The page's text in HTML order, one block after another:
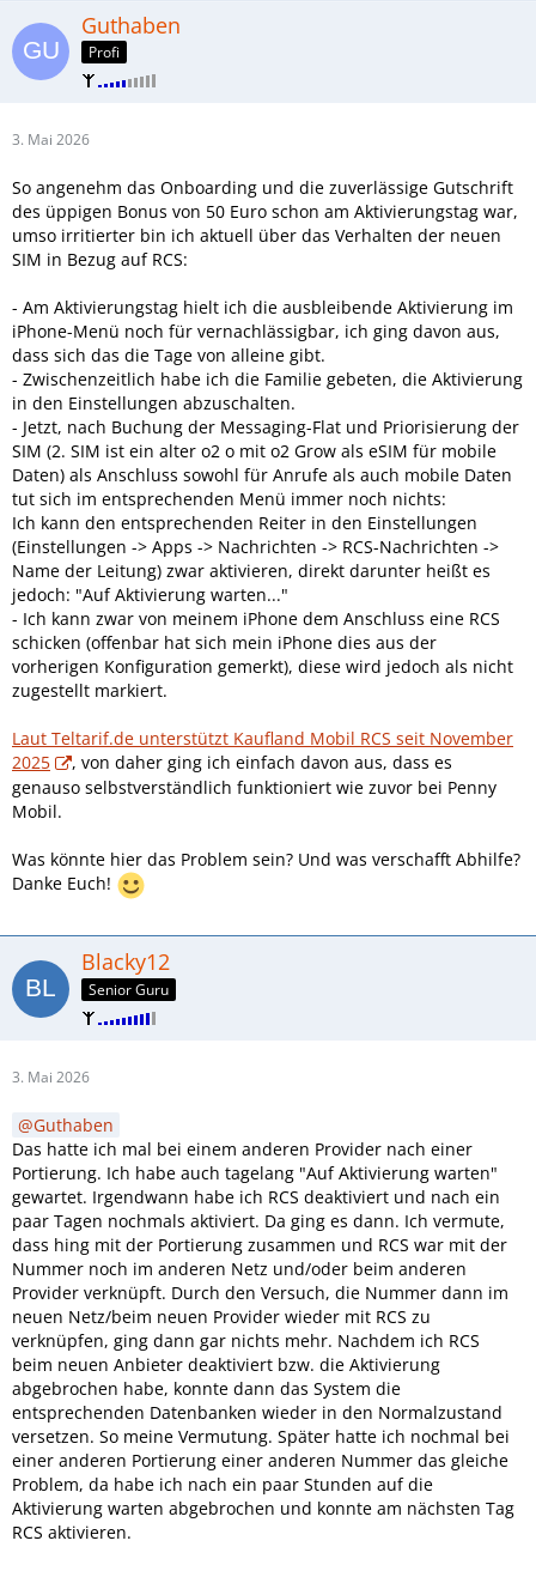
Guthaben
Profi
3. Mai 2026
So angenehm das Onboarding und die zuverlässige Gutschrift
des üppigen Bonus von 50 Euro schon am Aktivierungstag war,
umso irritierter bin ich aktuell über das Verhalten der neuen
SIM in Bezug auf RCS:
- Am Aktivierungstag hielt ich die ausbleibende Aktivierung im
iPhone-Menü noch für vernachlässigbar, ich ging davon aus,
dass sich das die Tage von alleine gibt.
- Zwischenzeitlich habe ich die Familie gebeten, die Aktivierung
in den Einstellungen abzuschalten.
- Jetzt, nach Buchung der Messaging-Flat und Priorisierung der
SIM (2. SIM ist ein alter o2 o mit o2 Grow als eSIM für mobile
Daten) als Anschluss sowohl für Anrufe als auch mobile Daten
tut sich im entsprechenden Menü immer noch nichts:
Ich kann den entsprechenden Reiter in den Einstellungen
(Einstellungen -> Apps -> Nachrichten -> RCS-Nachrichten ->
Name der Leitung) zwar aktivieren, direkt darunter heißt es
jedoch: "Auf Aktivierung warten..."
- Ich kann zwar von meinem iPhone dem Anschluss eine RCS
schicken (offenbar hat sich mein iPhone dies aus der
vorherigen Konfiguration gemerkt), diese wird jedoch als nicht
zugestellt markiert.
Laut Teltarif.de unterstützt Kaufland Mobil RCS seit November
2025
, von daher ging ich einfach davon aus, dass es
genauso selbstverständlich funktioniert wie zuvor bei Penny
Mobil.
Was könnte hier das Problem sein? Und was verschafft Abhilfe?
Danke Euch!
Blacky12
Senior Guru
3. Mai 2026
Guthaben
Das hatte ich mal bei einem anderen Provider nach einer
Portierung. Ich habe auch tagelang "Auf Aktivierung warten"
gewartet. Irgendwann habe ich RCS deaktiviert und nach ein
paar Tagen nochmals aktiviert. Da ging es dann. Ich vermute,
dass hing mit der Portierung zusammen und RCS war mit der
Nummer noch im anderen Netz und/oder beim anderen
Provider verknüpft. Durch den Versuch, die Nummer dann im
neuen Netz/beim neuen Provider wieder mit RCS zu
verknüpfen, ging dann gar nichts mehr. Nachdem ich RCS
beim neuen Anbieter deaktiviert bzw. die Aktivierung
abgebrochen habe, konnte dann das System die
entsprechenden Datenbanken wieder in den Normalzustand
versetzen. So meine Vermutung. Später hatte ich nochmal bei
einer anderen Portierung einer anderen Nummer das gleiche
Problem, da habe ich nach ein paar Stunden auf die
Aktivierung warten abgebrochen und konnte am nächsten Tag
RCS aktivieren.